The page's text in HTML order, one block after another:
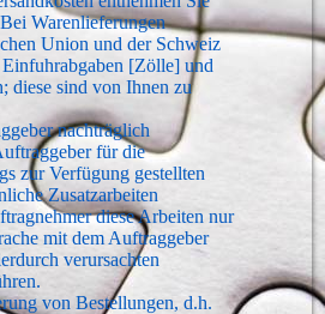
Warenlieferungen
Union und der Schweiz
[Zölle] und
diese sind von Ihnen zu
nachträglich
für die
zur Verfügung gestellten
Zusatzarbeiten
diese Arbeiten nur
mit dem Auftraggeber
verursachten
von Bestellungen, d.h.